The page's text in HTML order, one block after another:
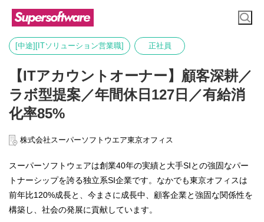
[中途][ITソリューション営業職] 正社員
【ITアカウントオーナー】顧客深耕／
ラボ型提案／年間休日127日／有給消
化率85%
株式会社スーパーソフトウエア東京オフィス
スーパーソフトウェアは創業40年の実績と大手SIとの強固なパー
トナーシップを誇る独立系SI企業です。なかでも東京オフィスは
前年比120%成長と、今まさに成長中、顧客企業と強固な関係性を
構築し、社会の発展に貢献しています。